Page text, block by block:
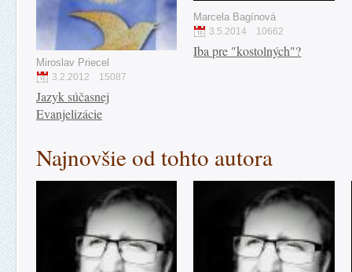
Miroslav Priecel
3.2.2012 15087
Jazyk súčasnej
Evanjelizácie
Marcela Bagínová
3.5.2014 10662
Iba pre "kostolných"?
Najnovšie od tohto autora